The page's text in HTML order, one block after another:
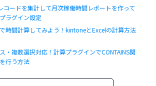
コードを集計して月次稼働時間レポートを作って
ラグイン設定
時間計算してみよう！kintoneとExcelの計算方法
・複数選択対応！計算プラグインでCONTAINS関
行う方法